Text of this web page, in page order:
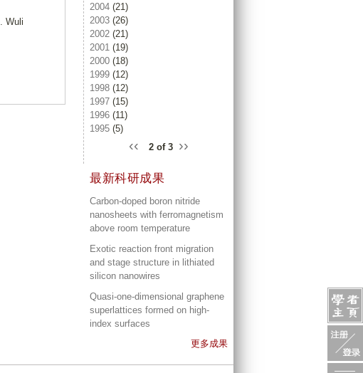
. Wuli
2004 (21)
2003 (26)
2002 (21)
2001 (19)
2000 (18)
1999 (12)
1998 (12)
1997 (15)
1996 (11)
1995 (5)
‹‹ 2 of 3 ››
最新科研成果
Carbon-doped boron nitride
nanosheets with ferromagnetism
above room temperature
Exotic reaction front migration
and stage structure in lithiated
silicon nanowires
Quasi-one-dimensional graphene
superlattices formed on high-
index surfaces
更多成果